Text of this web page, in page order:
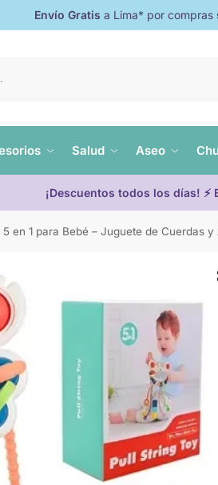
Envío Gratis a Lima* por compras
Salud Aseo
¡Descuentos todos los días! ⚡
en 1 para Bebé – Juguete de Cuerdas y